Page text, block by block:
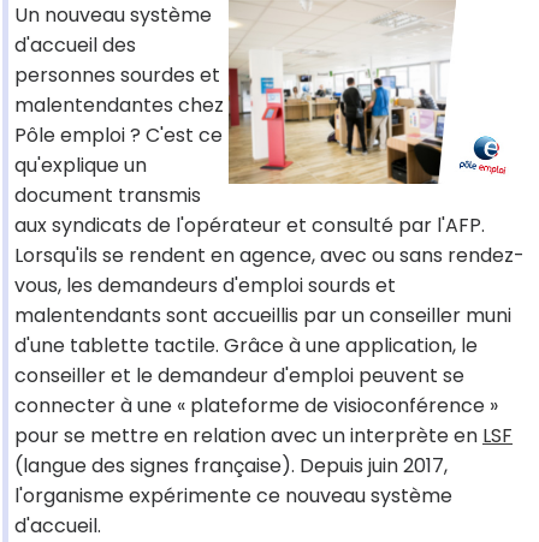
Un nouveau système
d'accueil des
personnes sourdes et
malentendantes chez
Pôle emploi ? C'est ce
qu'explique un
document transmis
aux syndicats de l'opérateur et consulté par l'AFP.
Lorsqu'ils se rendent en agence, avec ou sans rendez-
vous, les demandeurs d'emploi sourds et
malentendants sont accueillis par un conseiller muni
d'une tablette tactile. Grâce à une application, le
conseiller et le demandeur d'emploi peuvent se
connecter à une « plateforme de visioconférence »
pour se mettre en relation avec un interprète en LSF
(langue des signes française). Depuis juin 2017,
l'organisme expérimente ce nouveau système
d'accueil.